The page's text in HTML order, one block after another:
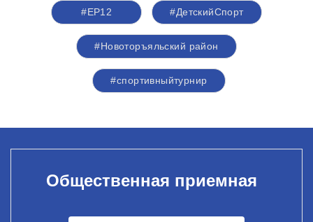
#ЕР12 #ДетскийСпорт
#Новоторъяльский район
#спортивныйтурнир
Общественная приемная